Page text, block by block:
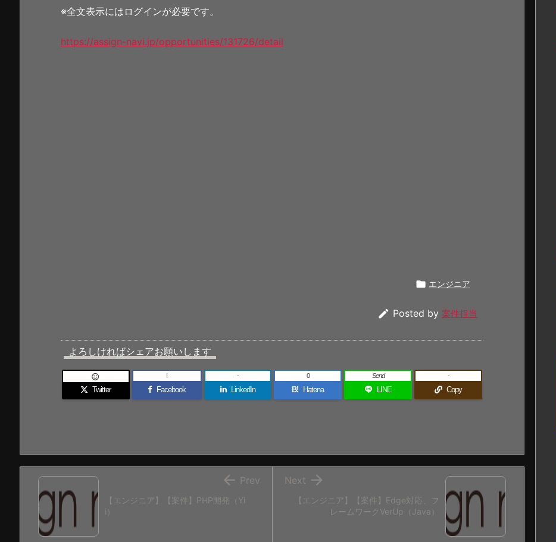
※全文表示にはログインが必要です。
https://assign-navi.jp/opportunities/131726/detail
 エンジニア
 Posted by 案件担当
よろしければシェアお願いします
Twitter

Facebook
!
LinkedIn
-
B! Hatena
0
LINE
Send
Copy
-
【エンジニア】【案件】Edge対応、フ
レームワークVerUp（Java）

Next
【エンジニア】【案件】PHP開発（Yi
i）
 Prev